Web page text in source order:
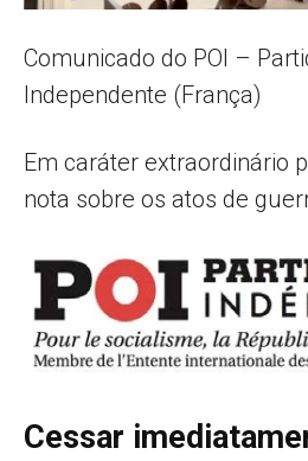
Comunicado do POI –
Independente (França)
Em caráter extraordinário
nota sobre os atos de
Cessar